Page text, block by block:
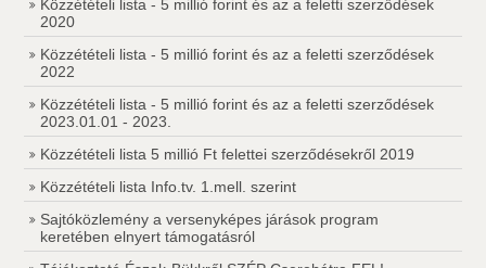
Közzétételi lista - 5 millió forint és az a feletti szerződések
2020
Közzétételi lista - 5 millió forint és az a feletti szerződések
2022
Közzétételi lista - 5 millió forint és az a feletti szerződések
2023.01.01 - 2023.
Közzétételi lista 5 millió Ft felettei szerződésekről 2019
Közzétételi lista Info.tv. 1.mell. szerint
Sajtóközlemény a versenyképes járások program
keretében elnyert támogatásról